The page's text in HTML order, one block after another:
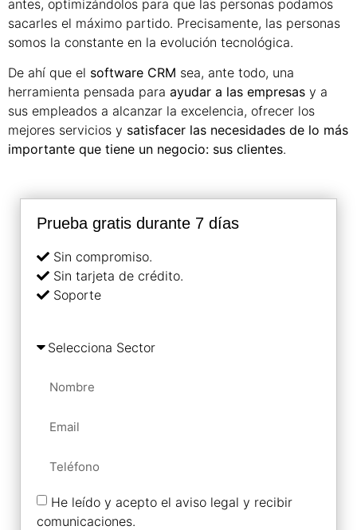
antes, optimizándolos para que las personas podamos
sacarles el máximo partido. Precisamente, las personas
somos la constante en la evolución tecnológica.
De ahí que el software CRM sea, ante todo, una
herramienta pensada para ayudar a las empresas y a
sus empleados a alcanzar la excelencia, ofrecer los
mejores servicios y satisfacer las necesidades de lo más
importante que tiene un negocio: sus clientes.
Prueba gratis durante 7 días
Sin compromiso.
Sin tarjeta de crédito.
Soporte
He leído y acepto el aviso legal y recibir
comunicaciones.